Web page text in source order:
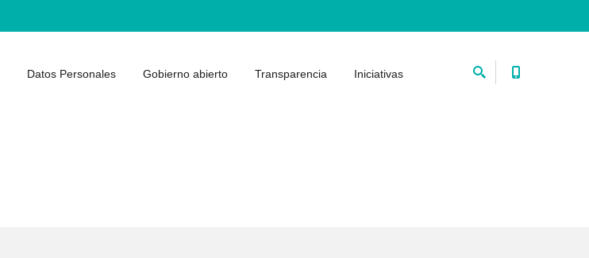
Datos Personales Gobierno abierto Transparencia Iniciativas